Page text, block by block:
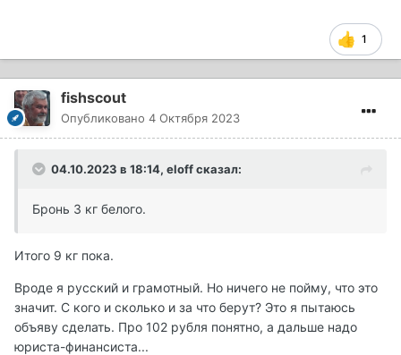
1
fishscout
Опубликовано 4 Октября 2023
04.10.2023 в 18:14, eloffсказал:
Бронь 3 кг белого.
Итого 9 кг пока.
Вроде я русский и грамотный. Но ничего не пойму, что это
значит. С кого и сколько и за что берут? Это я пытаюсь
объяву сделать. Про 102 рубля понятно, а дальше надо
юриста-финансиста...